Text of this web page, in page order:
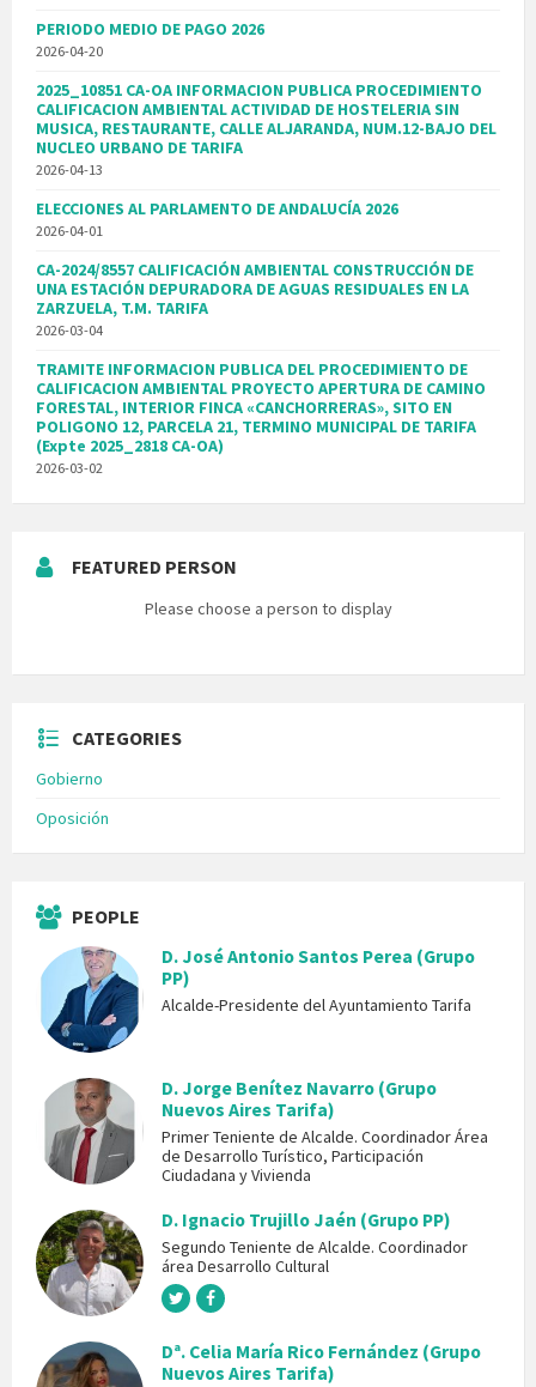
PERIODO MEDIO DE PAGO 2026
2026-04-20
2025_10851 CA-OA INFORMACION PUBLICA PROCEDIMIENTO
CALIFICACION AMBIENTAL ACTIVIDAD DE HOSTELERIA SIN
MUSICA, RESTAURANTE, CALLE ALJARANDA, NUM.12-BAJO DEL
NUCLEO URBANO DE TARIFA
2026-04-13
ELECCIONES AL PARLAMENTO DE ANDALUCÍA 2026
2026-04-01
CA-2024/8557 CALIFICACIÓN AMBIENTAL CONSTRUCCIÓN DE
UNA ESTACIÓN DEPURADORA DE AGUAS RESIDUALES EN LA
ZARZUELA, T.M. TARIFA
2026-03-04
TRAMITE INFORMACION PUBLICA DEL PROCEDIMIENTO DE
CALIFICACION AMBIENTAL PROYECTO APERTURA DE CAMINO
FORESTAL, INTERIOR FINCA «CANCHORRERAS», SITO EN
POLIGONO 12, PARCELA 21, TERMINO MUNICIPAL DE TARIFA
(Expte 2025_2818 CA-OA)
2026-03-02
FEATURED PERSON
Please choose a person to display
CATEGORIES
Gobierno
Oposición
PEOPLE
D. José Antonio Santos Perea (Grupo
PP)
Alcalde-Presidente del Ayuntamiento Tarifa
D. Jorge Benítez Navarro (Grupo
Nuevos Aires Tarifa)
Primer Teniente de Alcalde. Coordinador Área
de Desarrollo Turístico, Participación
Ciudadana y Vivienda
D. Ignacio Trujillo Jaén (Grupo PP)
Segundo Teniente de Alcalde. Coordinador
área Desarrollo Cultural
Dª. Celia María Rico Fernández (Grupo
Nuevos Aires Tarifa)